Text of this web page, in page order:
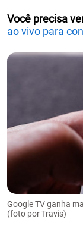
Você precisa
ao vivo para
Google TV ganha
(foto por Travis)